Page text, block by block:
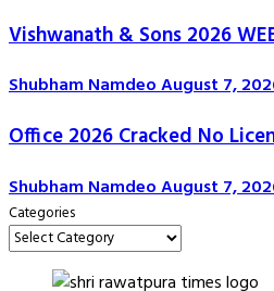
Vishwanath & Sons 2026
Shubham NamdeoAugust 7,
Office 2026 Cracked No
Shubham NamdeoAugust 7,
Categories